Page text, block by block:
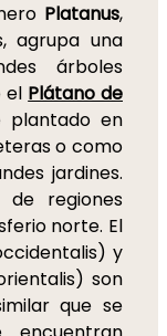
Platanus,
agrupa una
árboles
el Plátano de
plantado en
o como
jardines.
de regiones
norte. El
y
son
que se